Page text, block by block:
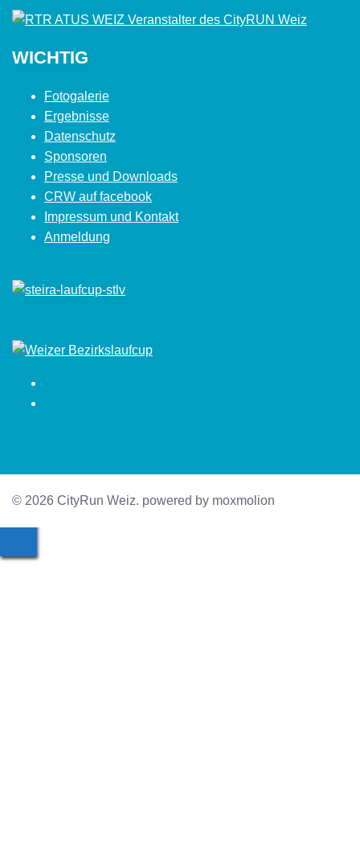
WICHTIG
Fotogalerie
Ergebnisse
Datenschutz
Sponsoren
Presse und Downloads
CRW auf facebook
Impressum und Kontakt
Anmeldung
© 2026 CityRun Weiz. powered by moxmolion